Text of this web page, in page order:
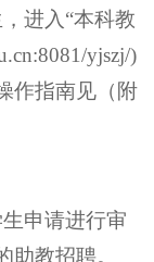
进入 “本科教
yjszj/)
作指南见（附
申请进行审
助教招聘。